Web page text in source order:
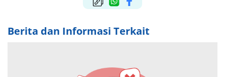
Berita dan Informasi Terkait